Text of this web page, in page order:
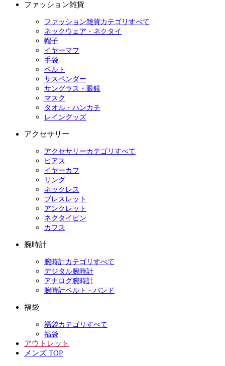
ファッション雑貨
ファッション雑貨カテゴリすべて
ネックウェア・ネクタイ
帽子
イヤーマフ
手袋
ベルト
サスペンダー
サングラス・眼鏡
マスク
タオル・ハンカチ
レイングッズ
アクセサリー
アクセサリーカテゴリすべて
ピアス
イヤーカフ
リング
ネックレス
ブレスレット
アンクレット
ネクタイピン
カフス
腕時計
腕時計カテゴリすべて
デジタル腕時計
アナログ腕時計
腕時計ベルト・バンド
福袋
福袋カテゴリすべて
福袋
アウトレット
メンズ TOP